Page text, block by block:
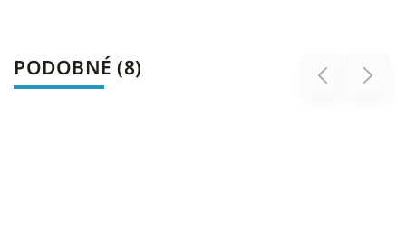
PODOBNÉ (8) Previous Next